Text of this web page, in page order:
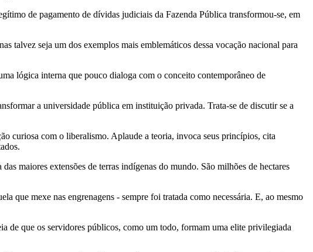
de pagamento de dívidas judiciais da Fazenda Pública transformou-se, em
seja um dos exemplos mais emblemáticos dessa vocação nacional para
interna que pouco dialoga com o conceito contemporâneo de
a universidade pública em instituição privada. Trata-se de discutir se a
com o liberalismo. Aplaude a teoria, invoca seus princípios, cita
extensões de terras indígenas do mundo. São milhões de hectares
mexe nas engrenagens - sempre foi tratada como necessária. E, ao mesmo
os servidores públicos, como um todo, formam uma elite privilegiada